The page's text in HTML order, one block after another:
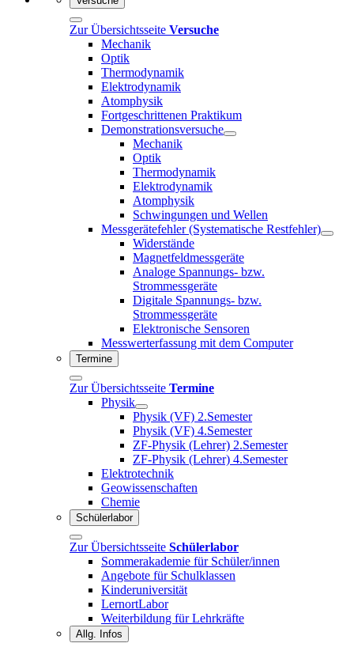
Zur Übersichtsseite Versuche
Mechanik
Optik
Thermodynamik
Elektrodynamik
Atomphysik
Fortgeschrittenen Praktikum
Demonstrationsversuche
Mechanik
Optik
Thermodynamik
Elektrodynamik
Atomphysik
Schwingungen und Wellen
Messgerätefehler (Systematische Restfehler)
Widerstände
Magnetfeldmessgeräte
Analoge Spannungs- bzw.
Strommessgeräte
Digitale Spannungs- bzw.
Strommessgeräte
Elektronische Sensoren
Messwerterfassung mit dem Computer
Termine
Zur Übersichtsseite Termine
Physik
Physik (VF) 2.Semester
Physik (VF) 4.Semester
ZF-Physik (Lehrer) 2.Semester
ZF-Physik (Lehrer) 4.Semester
Elektrotechnik
Geowissenschaften
Chemie
Schülerlabor
Zur Übersichtsseite Schülerlabor
Sommerakademie für Schüler/innen
Angebote für Schulklassen
Kinderuniversität
LernortLabor
Weiterbildung für Lehrkräfte
Allg. Infos